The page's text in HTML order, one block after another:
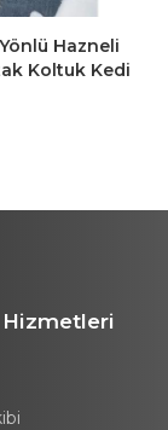
Tuşlu
Kedi
TL